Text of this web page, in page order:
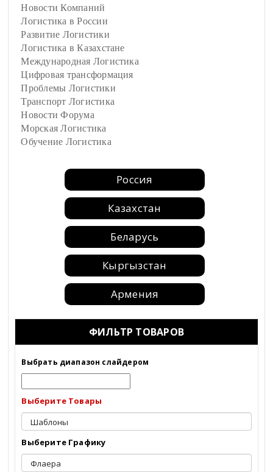
Новости Компаний
Логистика в России
Развитие Логистики
Логистика в Казахстане
Международная Логистика
Цифровая трансформация
Проблемы Логистики
Транспорт Логистика
Новости Форума
Морская Логистика
Обучение Логистика
Россия
Казахстан
Беларусь
Кыргызстан
Армения
Москва
ФИЛЬТР ТОВАРОВ
Выбрать диапазон слайдером
Выберите Товары
Выберите Графику